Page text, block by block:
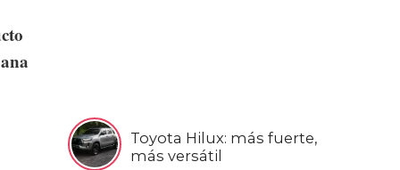
Toyota Hilux: más fuerte,
más versátil